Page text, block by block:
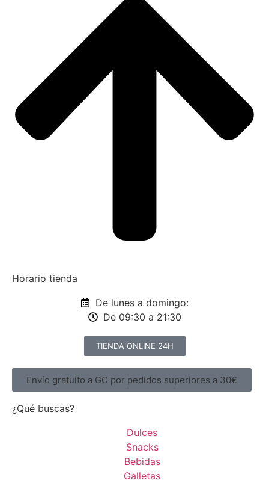
¿Qué buscas?
Dulces
Snacks
Bebidas
Galletas
Horario tienda
De lunes a domingo:
De 09:30 a 21:30
TIENDA ONLINE 24H
Envío gratuito a GC por pedidos superiores a 30€